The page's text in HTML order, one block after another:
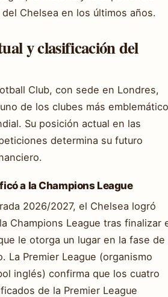
Chelsea en los últimos años.
y clasificación del
Club, con sede en Londres,
de los clubes más
Su posición actual en las
determina su futuro
a la Champions League
2026/2027, el Chelsea logró
Champions League tras finalizar
le otorga un lugar en la fase de
La Premier League (organismo
inglés) confirma que los cuatro
de la Premier League